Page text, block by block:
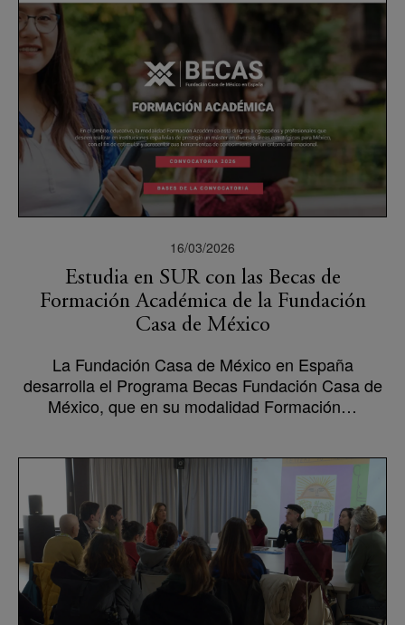
16/03/2026
Estudia en SUR con las Becas de
Formación Académica de la Fundación
Casa de México
La Fundación Casa de México en España
desarrolla el Programa Becas Fundación Casa de
México, que en su modalidad Formación…